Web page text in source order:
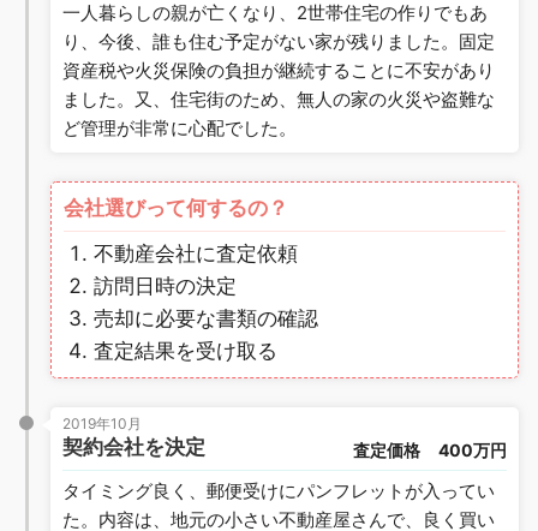
一人暮らしの親が亡くなり、2世帯住宅の作りでもあ
り、今後、誰も住む予定がない家が残りました。固定
資産税や火災保険の負担が継続することに不安があり
ました。又、住宅街のため、無人の家の火災や盗難な
ど管理が非常に心配でした。
会社選びって何するの？
不動産会社に査定依頼
訪問日時の決定
売却に必要な書類の確認
査定結果を受け取る
2019年10月
契約会社を決定 査定価格 400万円
タイミング良く、郵便受けにパンフレットが入ってい
た。内容は、地元の小さい不動産屋さんで、良く買い